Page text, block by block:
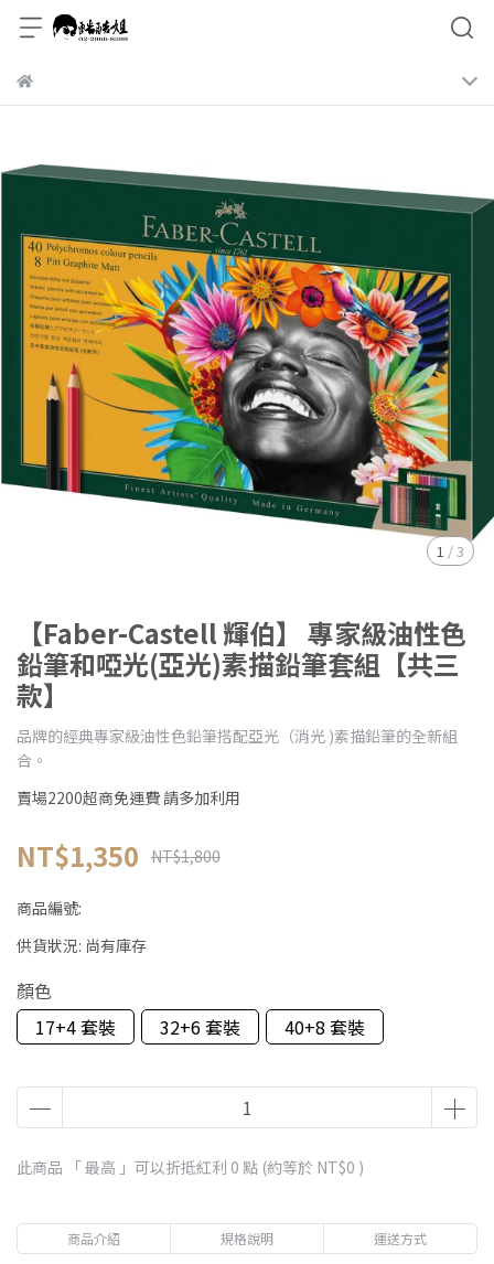
1 /3
【Faber-Castell 輝伯】 專家級油性色
鉛筆和啞光(亞光)素描鉛筆套組【共三
款】
品牌的經典專家級油性色鉛筆搭配亞光（消光 )素描鉛筆的全新組
合。
賣場2200超商免運費 請多加利用
NT$1,350 NT$1,800
商品編號:
供貨狀況: 尚有庫存
顏色
17+4 套裝
32+6 套裝 40+8 套裝
此商品 「 最高 」可以折抵紅利 0 點 (約等於 NT$0 )
商品介紹 規格說明 運送方式